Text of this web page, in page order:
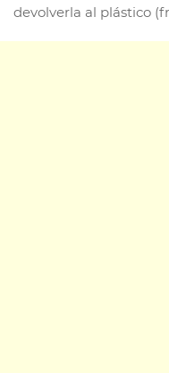
devolverla al plástico